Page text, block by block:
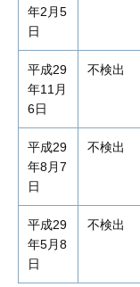
年2月5
日
平成29
年11月
6日
不検出
平成29
年8月7
日
不検出
平成29
年5月8
日
不検出